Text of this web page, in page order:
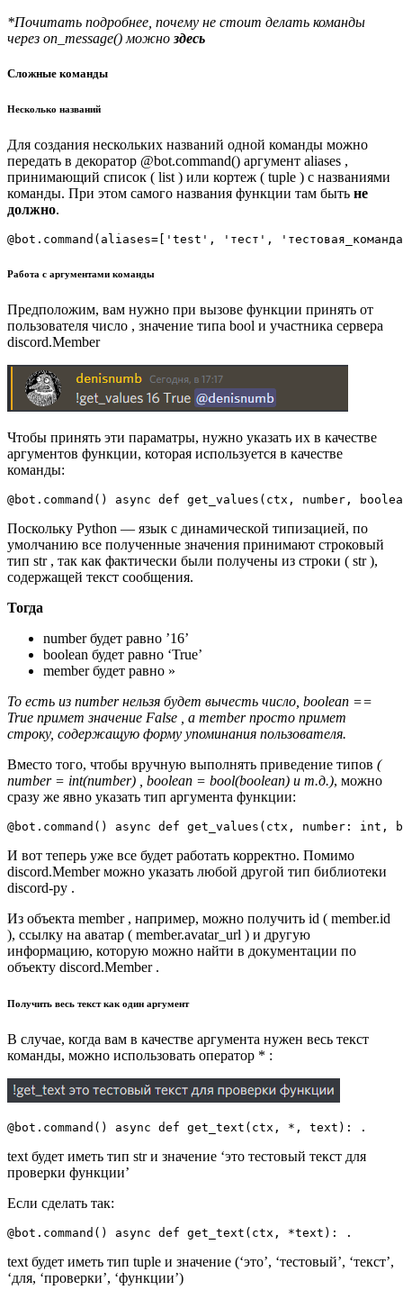
*Почитать подробнее, почему не стоит делать команды
через on_message() можно здесь
Сложные команды
Несколько названий
Для создания нескольких названий одной команды можно
передать в декоратор @bot.command() аргумент aliases ,
принимающий список ( list ) или кортеж ( tuple ) с названиями
команды. При этом самого названия функции там быть не
должно.
@bot . command ( aliases= 'test' , 'тест' ,
Работа с аргументами команды
Предположим, вам нужно при вызове функции принять от
пользователя число , значение типа bool и участника сервера
discord.Member
Чтобы принять эти параматры, нужно указать их в качестве
аргументов функции, которая используется в качестве
команды:
@bot . command () async def get_values ( ctx , number ,
Поскольку Python — язык с динамической типизацией, по
умолчанию все полученные значения принимают строковый
тип str , так как фактически были получены из строки ( str ),
содержащей текст сообщения.
Тогда
number будет равно ’16’
boolean будет равно ‘True’
member будет равно »
То есть из number нельзя будет вычесть число, boolean ==
True примет значение False , а member просто примет
строку, содержащую форму упоминания пользователя.
Вместо того, чтобы вручную выполнять приведение типов (
number = int(number) , boolean = bool(boolean) и т.д.), можно
сразу же явно указать тип аргумента функции:
@bot . command () async def get_values ( ctx , number : int ,
И вот теперь уже все будет работать корректно. Помимо
discord.Member можно указать любой другой тип библиотеки
discord-py .
Из объекта member , например, можно получить id ( member.id
), ссылку на аватар ( member.avatar_url ) и другую
информацию, которую можно найти в документации по
объекту discord.Member .
Получить весь текст как один аргумент
В случае, когда вам в качестве аргумента нужен весь текст
команды, можно использовать оператор * :
@bot . command () async def get_text ( ctx , * , text ): .
text будет иметь тип str и значение ‘это тестовый текст для
проверки функции’
Если сделать так:
@bot . command () async def get_text ( ctx , *text ): .
text будет иметь тип tuple и значение (‘это’, ‘тестовый’, ‘текст’,
‘для, ‘проверки’, ‘функции’)